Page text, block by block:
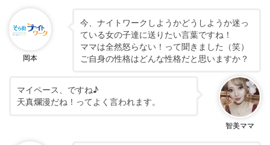
岡本
今、ナイトワークしようかどうしようか迷っ
ている女の子達に送りたい言葉ですね！
ママは全然怒らない！って聞きました（笑）
ご自身の性格はどんな性格だと思いますか？
智美ママ
マイペース、ですね♪
天真爛漫だね！ってよく言われます。